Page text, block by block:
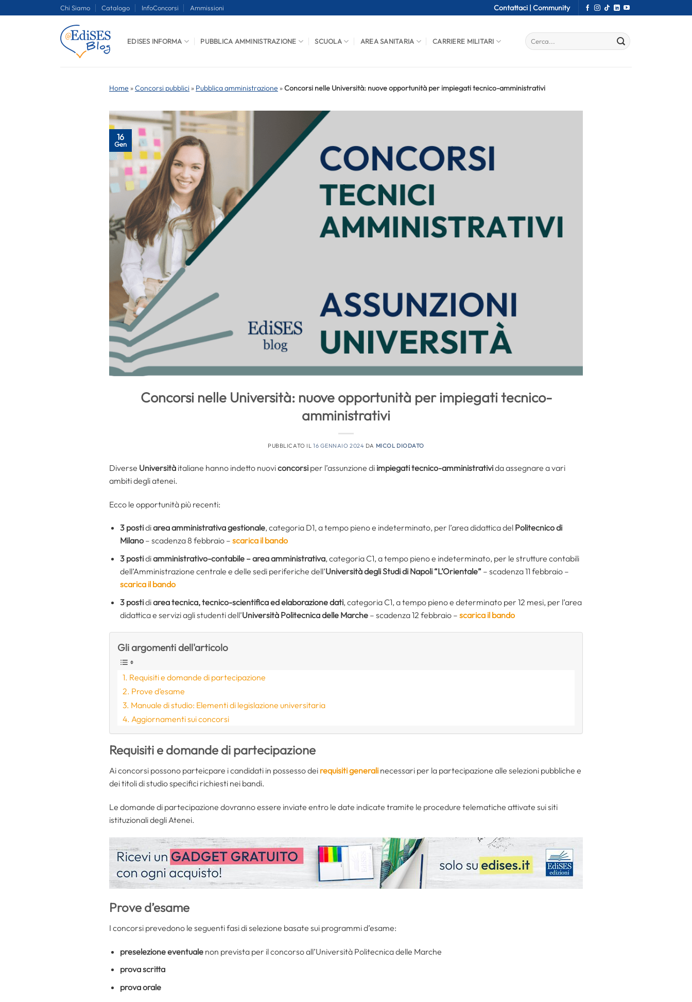
Chi Siamo Catalogo InfoConcorsi Ammissioni Contattaci | Community
EDISES INFORMA PUBBLICA AMMINISTRAZIONE SCUOLA AREA SANITARIA CARRIERE MILITARI
Home »Concorsi pubblici » Pubblica amministrazione »Concorsi nelle Università: nuove opportunità per impiegati tecnico-amministrativi
16
Gen
Concorsi nelle Università: nuove opportunità per impiegati tecnico-
amministrativi
PUBBLICATO IL 16 GENNAIO 2024 DA MICOL DIODATO
Diverse Università italiane hanno indetto nuoviconcorsi per l’assunzione di impiegati tecnico-amministrativida assegnare a vari
ambiti degli atenei.
Ecco le opportunità più recenti:
3 postidiarea amministrativa gestionale, categoria D1, a tempo pieno e indeterminato, per l’area didattica del Politecnico di
Milano– scadenza 8 febbraio – scarica il bando
3 postidiamministrativo-contabile – area amministrativa, categoria C1, a tempo pieno e indeterminato, per le strutture contabili
dell’Amministrazione centrale e delle sedi periferiche dell’Università degli Studi di Napoli “L’Orientale”– scadenza 11 febbraio –
scarica il bando
3 postidiarea tecnica, tecnico-scientifica ed elaborazione dati, categoria C1, a tempo pieno e determinato per 12 mesi, per l’area
didattica e servizi agli studenti dell’Università Politecnica delle Marche– scadenza 12 febbraio – scarica il bando
Gli argomenti dell'articolo
Requisiti e domande di partecipazione
Prove d’esame
Manuale di studio: Elementi di legislazione universitaria
Aggiornamenti sui concorsi
Requisiti e domande di partecipazione
Ai concorsi possono parteicpare i candidati in possesso dei requisiti generali necessari per la partecipazione alle selezioni pubbliche e
dei titoli di studio specifici richiesti nei bandi.
Le domande di partecipazione dovranno essere inviate entro le date indicate tramite le procedure telematiche attivate sui siti
istituzionali degli Atenei.
Prove d’esame
I concorsi prevedono le seguenti fasi di selezione basate sui programmi d’esame:
preselezione eventualenon prevista per il concorso all’Università Politecnica delle Marche
prova scritta
prova orale